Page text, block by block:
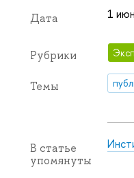
Дата 1
Рубрики
Темы
В статье
упомянуты